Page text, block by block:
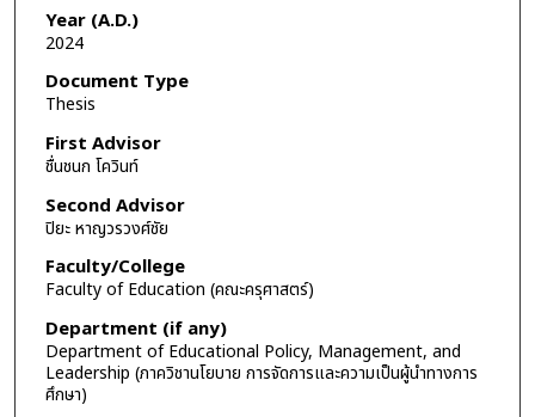
Year (A.D.)
2024
Document Type
Thesis
First Advisor
ชื่นชนก โควินท์
Second Advisor
ปิยะ หาญวรวงศ์ชัย
Faculty/College
Faculty of Education (คณะครุศาสตร์)
Department (if any)
Department of Educational Policy, Management, and
Leadership (ภาควิชานโยบาย การจัดการและความเป็นผู้นำทางการ
ศึกษา)